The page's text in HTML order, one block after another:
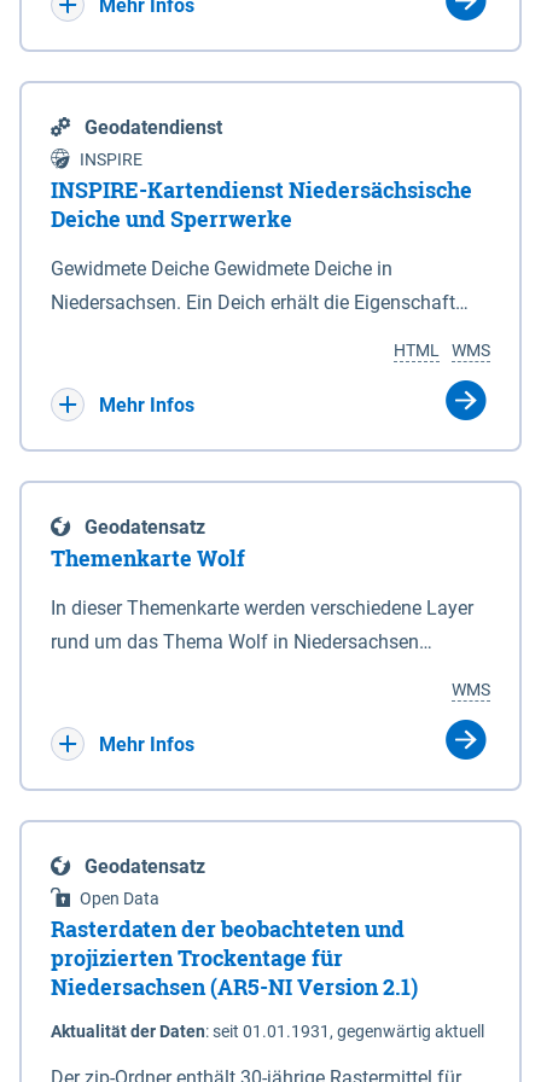
Mehr Infos
Geodatendienst
INSPIRE
INSPIRE-Kartendienst Niedersächsische
Deiche und Sperrwerke
Gewidmete Deiche Gewidmete Deiche in
Niedersachsen. Ein Deich erhält die Eigenschaft
Deichbehörde durch Verordnung ausspricht. Für
enthalten. Sperrwerke Sperrwerke sind Bauwerke
mit Sperrvorrichtungen in Tidegewässern, die dem
Schutz eines Gebietes vor erhöhten Tiden, vor allem
vor Sturmfluten, zu dienen bestimmt sind (§2 Abs.3
Eigenschaft eines Sperrwerkes durch Widmung, die
die Deichbehörde durch Verordnung ausspricht.
WMS
HTML
Mehr Infos
Geodatensatz
Themenkarte Wolf
In dieser Themenkarte werden verschiedene Layer
rund um das Thema Wolf in Niedersachsen
sowie Status der bestehenden Wolfsterritorien im
laufenden Monitoringjahr.
WMS
Mehr Infos
Geodatensatz
Open Data
Rasterdaten der beobachteten und
projizierten Trockentage für
Niedersachsen (AR5-NI Version 2.1)
Aktualität der Daten:seit 01.01.1931, gegenwärtig aktuell